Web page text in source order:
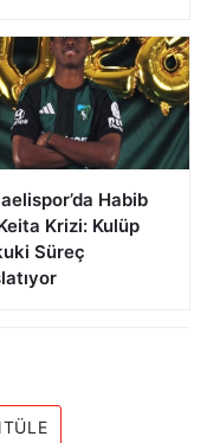
Habib
Krizi: Kulüp
Süreç